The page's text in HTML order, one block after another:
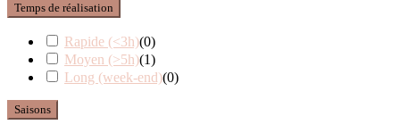
Temps de réalisation
Rapide (<3h)(0)
Moyen (>5h)(1)
Long (week-end)(0)
Saisons